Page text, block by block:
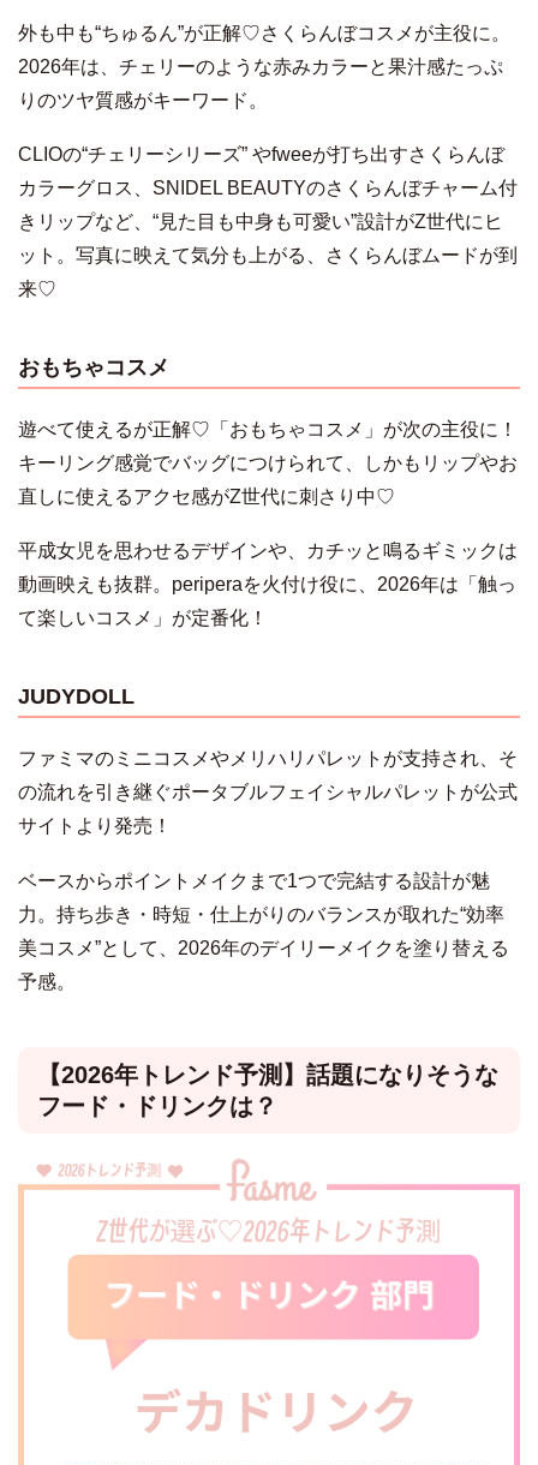
外も中も“ちゅるん”が正解♡さくらんぼコスメが主役に。
2026年は、チェリーのような赤みカラーと果汁感たっぷ
りのツヤ質感がキーワード。
CLIOの“チェリーシリーズ” やfweeが打ち出すさくらんぼ
カラーグロス、SNIDEL BEAUTYのさくらんぼチャーム付
きリップなど、“見た目も中身も可愛い”設計がZ世代にヒ
ット。写真に映えて気分も上がる、さくらんぼムードが到
来♡
おもちゃコスメ
遊べて使えるが正解♡「おもちゃコスメ」が次の主役に！
キーリング感覚でバッグにつけられて、しかもリップやお
直しに使えるアクセ感がZ世代に刺さり中♡
平成女児を思わせるデザインや、カチッと鳴るギミックは
動画映えも抜群。periperaを火付け役に、2026年は「触っ
て楽しいコスメ」が定番化！
JUDYDOLL
ファミマのミニコスメやメリハリパレットが支持され、そ
の流れを引き継ぐポータブルフェイシャルパレットが公式
サイトより発売！
ベースからポイントメイクまで1つで完結する設計が魅
力。持ち歩き・時短・仕上がりのバランスが取れた“効率
美コスメ”として、2026年のデイリーメイクを塗り替える
予感。
【2026年トレンド予測】話題になりそうな
フード・ドリンクは？